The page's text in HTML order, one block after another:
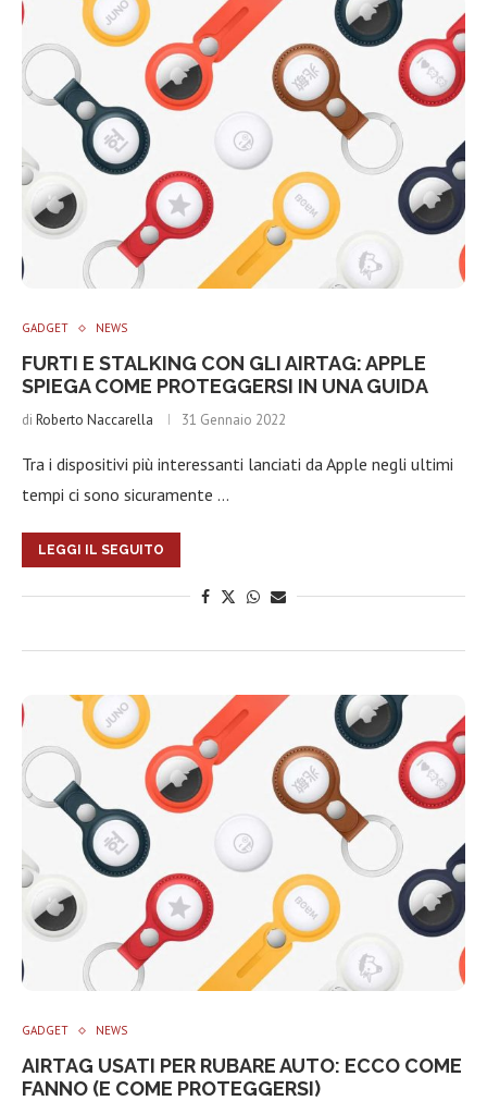
GADGET NEWS
FURTI E STALKING CON GLI AIRTAG: APPLE
SPIEGA COME PROTEGGERSI IN UNA GUIDA
di Roberto Naccarella 31 Gennaio 2022
Tra i dispositivi più interessanti lanciati da Apple negli ultimi
tempi ci sono sicuramente …
LEGGI IL SEGUITO
GADGET NEWS
AIRTAG USATI PER RUBARE AUTO: ECCO COME
FANNO (E COME PROTEGGERSI)